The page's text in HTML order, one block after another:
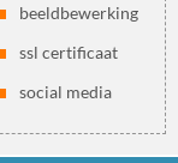
beeldbewerking
ssl certificaat
social media